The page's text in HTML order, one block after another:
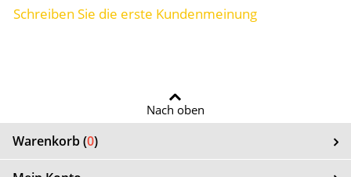
Schreiben Sie die erste Kundenmeinung
Nach oben
Warenkorb (0)